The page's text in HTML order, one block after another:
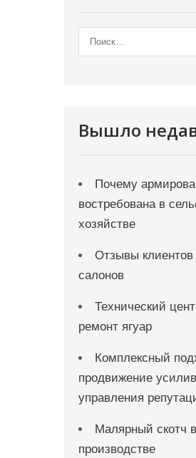
Вышло
Почему
востребована в
хозяйстве
Отзывы клиентов
салонов
Технический
ремонт ягуар
Комплексный
продвижение
управления
Малярный скотч
производстве